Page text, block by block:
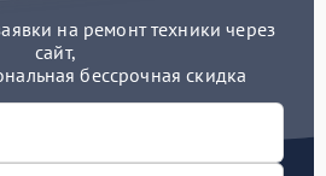
на ремонт техники через
сайт,
бессрочная скидка